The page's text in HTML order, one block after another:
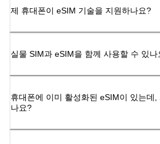
제 휴대폰이 eSIM 기술을 지원하나요?
실물 SIM과 eSIM을 함께 사용할 수 있나
휴대폰에 이미 활성화된 eSIM이 있는데,
나요?